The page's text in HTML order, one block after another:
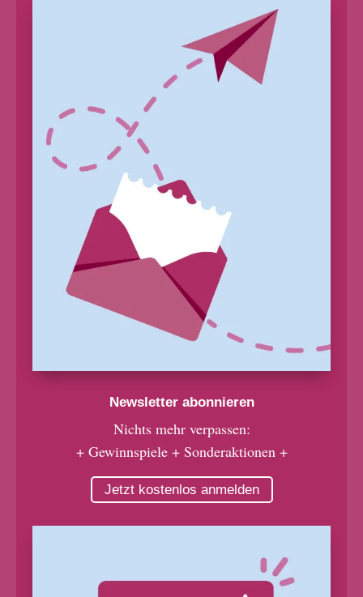
Newsletter abonnieren
Nichts mehr verpassen:
+ Gewinnspiele + Sonderaktionen +
Jetzt kostenlos anmelden